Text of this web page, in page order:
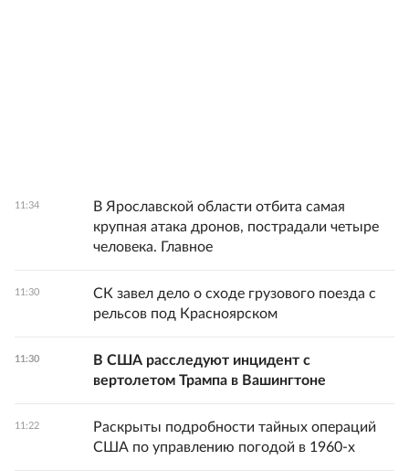
11:34
В Ярославской области отбита самая
крупная атака дронов, пострадали четыре
человека. Главное
11:30
СК завел дело о сходе грузового поезда с
рельсов под Красноярском
11:30
В США расследуют инцидент с
вертолетом Трампа в Вашингтоне
11:22
Раскрыты подробности тайных операций
США по управлению погодой в 1960-х